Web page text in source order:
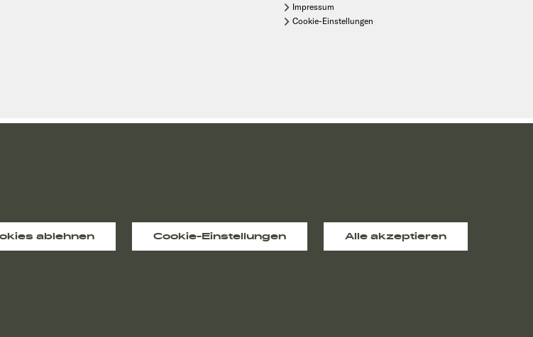
Impressum
Cookie-Einstellungen
ablehnen Cookie-Einstellungen Alle akzeptieren